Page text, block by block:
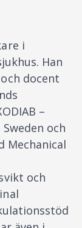
i
Han
docent
–
och
Mechanical
och